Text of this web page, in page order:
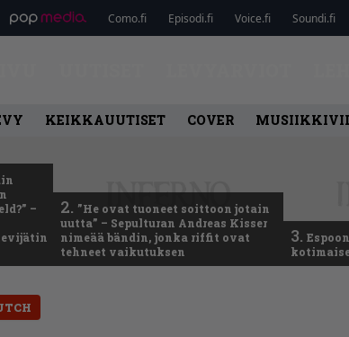
Como.fi Episodi.fi Voice.fi Soundi.fi
KEIKKAUUTISET COVER
–
2. ”He ovat tuoneet soittoon jotain
uutta” – Sepulturan Andreas Kisser
nimeää bändin, jonka riffit ovat
tehneet vaikutuksen
3.